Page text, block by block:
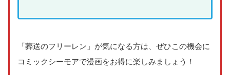
「葬送のフリーレン」が気になる方は、ぜひこの機会に
コミックシーモアで漫画をお得に楽しみましょう！